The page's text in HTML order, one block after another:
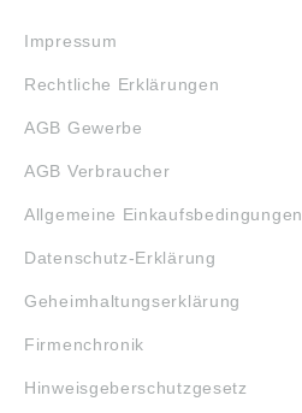
Impressum
Rechtliche Erklärungen
AGB Gewerbe
AGB Verbraucher
Allgemeine Einkaufsbedingungen
Datenschutz-Erklärung
Geheimhaltungserklärung
Firmenchronik
Hinweisgeberschutzgesetz